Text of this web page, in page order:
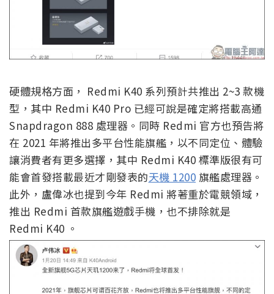
硬體規格方面， Redmi K40 系列預計共推出 2~3 款機
型，其中 Redmi K40 Pro 已經可說是確定將搭載高通
Snapdragon 888 處理器。同時 Redmi 官方也預告將
在 2021 年將推出多平台性能旗艦，以不同定位、體驗
讓消費者有更多選擇，其中 Redmi K40 標準版很有可
能會首發搭載最近才剛發表的天機 1200 旗艦處理器。
此外，盧偉冰也提到今年 Redmi 將著重於電競領域，
推出 Redmi 首款旗艦遊戲手機，也不排除就是
Redmi K40 。